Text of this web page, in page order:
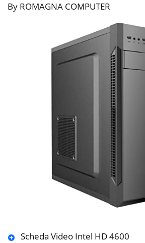
By ROMAGNA COMPUTER
Scheda Video Intel HD 4600